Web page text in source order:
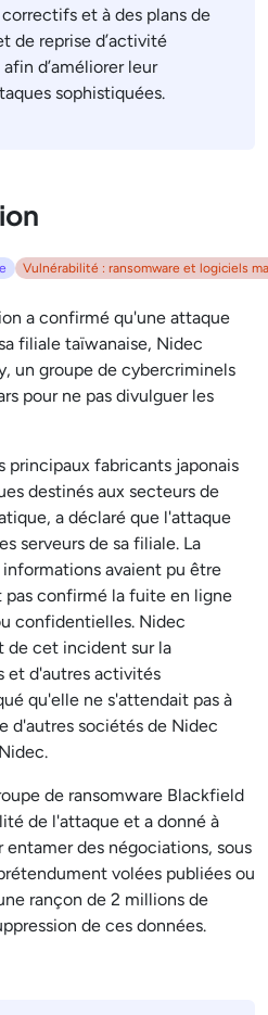
et à des plans de
de reprise d’activité
d’améliorer leur
sophistiquées.
Vulnérabilité : ransomware et logiciels
a confirmé qu'une attaque
filiale taïwanaise, Nidec
un groupe de cybercriminels
pour ne pas divulguer les
principaux fabricants japonais
destinés aux secteurs de
a déclaré que l'attaque
serveurs de sa filiale. La
avaient pu être
pas confirmé la fuite en ligne
confidentielles. Nidec
de cet incident sur la
et d'autres activités
qu'elle ne s'attendait pas à
sociétés de Nidec
de ransomware Blackfield
de l'attaque et a donné à
entamer des négociations, sous
volées publiées ou
rançon de 2 millions de
de ces données.